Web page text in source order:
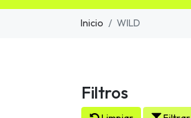
Inicio WILD
Filtros